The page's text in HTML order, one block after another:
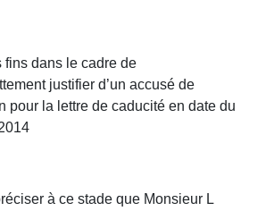
fins dans le cadre de
justifier d’un accusé de
pour la lettre de caducité en date du
à ce stade que Monsieur L